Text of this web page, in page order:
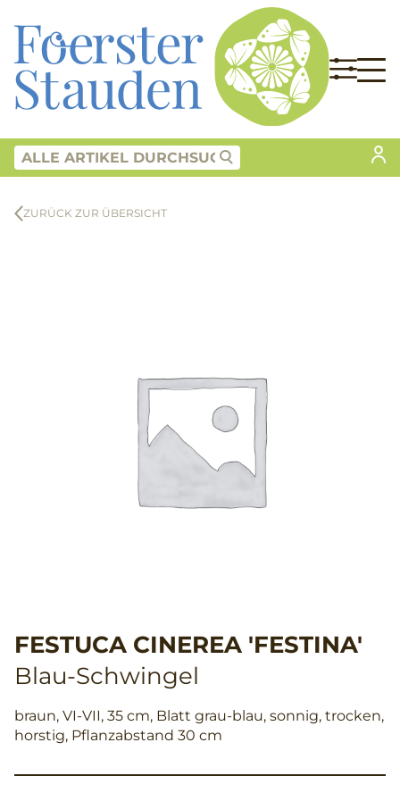
ZURÜCK ZUR ÜBERSICHT
FESTUCA CINEREA 'FESTINA'
Blau-Schwingel
braun, VI-VII, 35 cm, Blatt grau-blau, sonnig, trocken,
horstig, Pflanzabstand 30 cm